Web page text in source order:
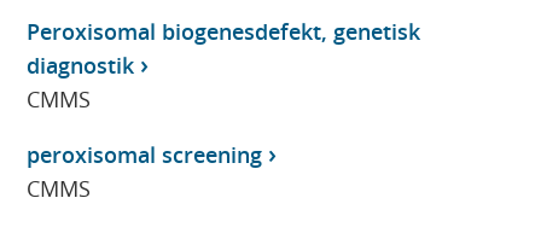
Peroxisomal biogenesdefekt, genetisk
diagnostik
CMMS
peroxisomal screening
CMMS